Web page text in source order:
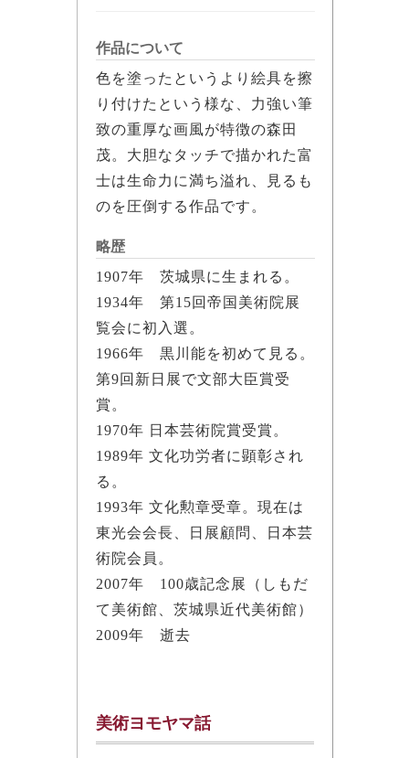
作品について
色を塗ったというより絵具を擦
り付けたという様な、力強い筆
致の重厚な画風が特徴の森田
茂。大胆なタッチで描かれた富
士は生命力に満ち溢れ、見るも
のを圧倒する作品です。
略歴
1907年 茨城県に生まれる。
1934年 第15回帝国美術院展
覧会に初入選。
1966年 黒川能を初めて見る。
第9回新日展で文部大臣賞受
賞。
1970年 日本芸術院賞受賞。
1989年 文化功労者に顕彰され
る。
1993年 文化勲章受章。現在は
東光会会長、日展顧問、日本芸
術院会員。
2007年 100歳記念展（しもだ
て美術館、茨城県近代美術館）
2009年 逝去
美術ヨモヤマ話